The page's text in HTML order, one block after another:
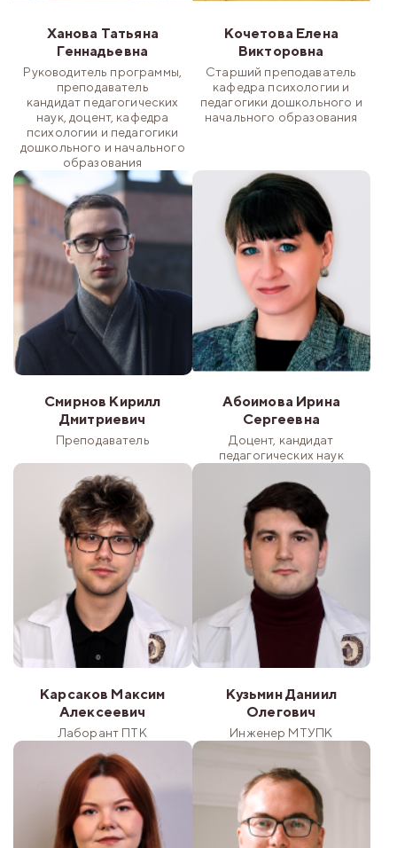
Ханова Татьяна
Геннадьевна
Руководитель программы,
преподаватель
кандидат педагогических
наук, доцент, кафедра
психологии и педагогики
дошкольного и начального
образования
Кочетова Елена
Викторовна
Старший преподаватель
кафедра психологии и
педагогики дошкольного и
начального образования
Смирнов Кирилл
Дмитриевич
Преподаватель
Абоимова Ирина
Сергеевна
Доцент, кандидат
педагогических наук
Карсаков Максим
Алексеевич
Лаборант ПТК
Кузьмин Даниил
Олегович
Инженер МТУПК